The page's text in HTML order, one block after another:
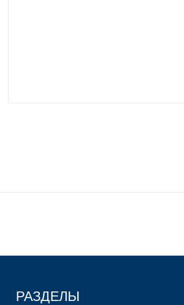
РАЗДЕЛЫ